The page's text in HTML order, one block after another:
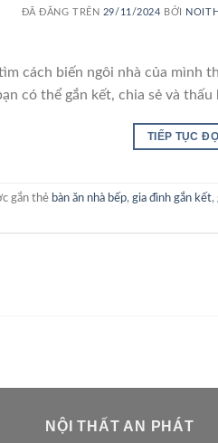
ĐÃ ĐĂNG TRÊN 29/11/2024 BỞI
cách biến ngôi nhà của mình
có thể gắn kết, chia sẻ và
TIẾP TỤC
gắn thẻ bàn ăn nhà bếp, gia đình gắn kết,
NỘI THẤT AN PHÁT